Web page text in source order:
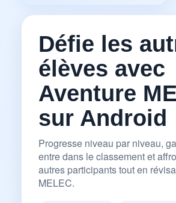
Défie les
élèves avec
Aventure
sur Android
Progresse niveau par niveau,
entre dans le classement et
autres participants tout en
MELEC.